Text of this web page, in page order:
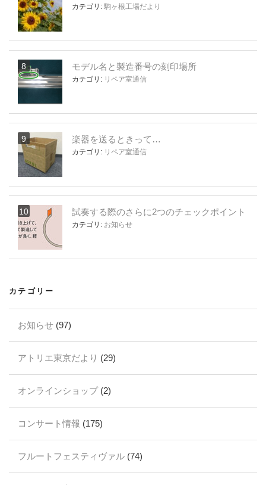
カテゴリ: 駒ヶ根工場だより
モデル名と製造番号の刻印場所
カテゴリ: リペア室通信
楽器を送るときって…
カテゴリ: リペア室通信
試奏する際のさらに2つのチェックポイント
カテゴリ: お知らせ
カテゴリー
お知らせ (97)
アトリエ東京だより (29)
オンラインショップ(2)
コンサート情報 (175)
フルートフェスティヴァル (74)